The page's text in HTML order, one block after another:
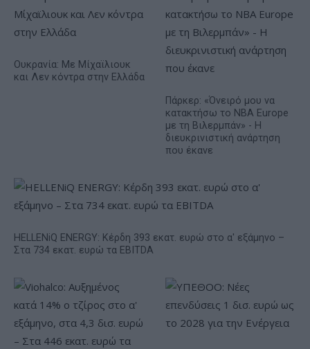
Ουκρανία: Με Μίχαϊλιουκ
και Λεν κόντρα στην Ελλάδα
Πάρκερ: «Όνειρό μου να
κατακτήσω το ΝΒΑ Europe
με τη Βιλερμπάν» - Η
διευκρινιστική ανάρτηση
που έκανε
HELLENiQ ENERGY: Κέρδη 393 εκατ. ευρώ στο α' εξάμηνο –
Στα 734 εκατ. ευρώ τα EBITDA